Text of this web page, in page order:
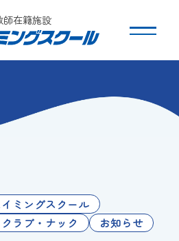
師在籍施設
介
ミングスクール
ラブ・ナック
お知らせ